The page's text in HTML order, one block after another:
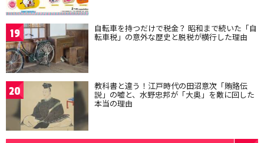
19 自転車を持つだけで税金？ 昭和まで続いた「自
転車税」の意外な歴史と脱税が横行した理由
20 教科書と違う！江戸時代の田沼意次「賄賂伝
説」の嘘と、水野忠邦が「大奥」を敵に回した
本当の理由